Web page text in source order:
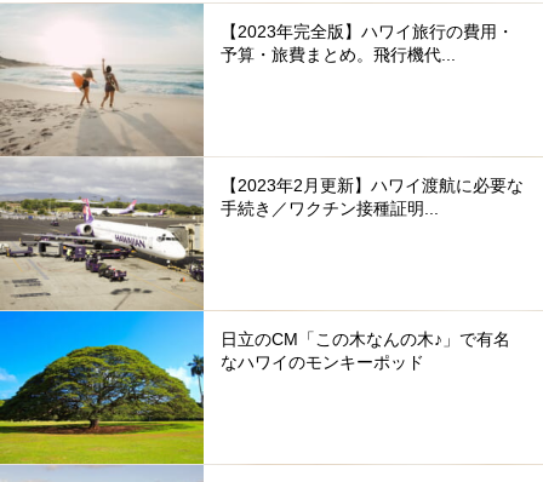
【2023年完全版】ハワイ旅行の費用・
予算・旅費まとめ。飛行機代...
【2023年2月更新】ハワイ渡航に必要な
手続き／ワクチン接種証明...
日立のCM「この木なんの木♪」で有名
なハワイのモンキーポッド